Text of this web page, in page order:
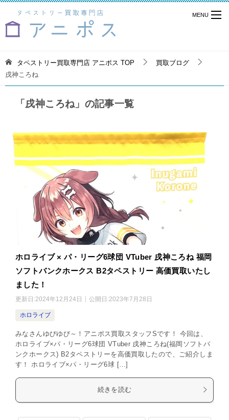
タペストリー買取専門店 アニポス TOP
買取ブログ
戌神ころね
「戌神ころね」の記事一覧
ホロライブ × パ・リーグ6球団 VTuber 戌神ころね 福岡
ソフトバンクホークス B2タペストリー 高価買取いたし
ました！
更新日:2024年12月24日 公開日:2023年7月28日
ホロライブ
みなさんゆびゆび～！アニポス買取スタッフSです！ 今回は、
ホロライブ×パ・リーグ6球団 VTuber 戌神ころね(福岡ソフトバ
ンクホークス) B2タペストリーを高価買取したので、ご紹介しま
す！ ホロライブ×パ・リーグ6球 […]
続きを読む